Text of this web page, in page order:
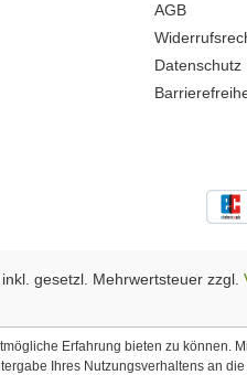
AGB
Datenschutz
gesetzl. Mehrwertsteuer zzgl.
Erfahrung bieten zu können.
Ihres Nutzungsverhaltens an